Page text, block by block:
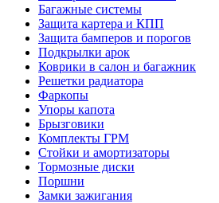
Багажные системы
Защита картера и КПП
Защита бамперов и порогов
Подкрылки арок
Коврики в салон и багажник
Решетки радиатора
Фаркопы
Упоры капота
Брызговики
Комплекты ГРМ
Стойки и амортизаторы
Тормозные диски
Поршни
Замки зажигания